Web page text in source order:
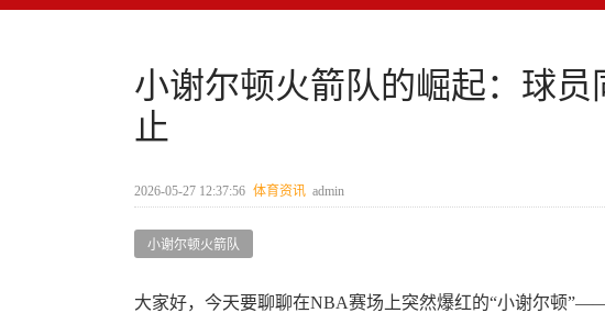
小谢尔顿火箭队的崛起：球
止
2026-05-27 12:37:56 体育资讯 admin
小谢尔顿火箭队
大家好，今天要聊聊在NBA赛场上突然爆红的“小谢尔顿